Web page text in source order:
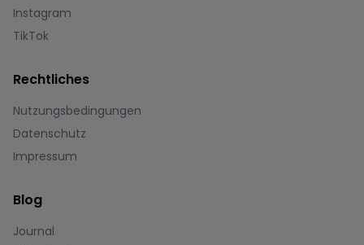
Instagram
TikTok
Rechtliches
Nutzungsbedingungen
Datenschutz
Impressum
Blog
Journal